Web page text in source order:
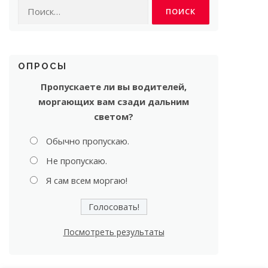
ОПРОСЫ
Пропускаете ли вы водителей,
моргающих вам сзади дальним
светом?
Обычно пропускаю.
Не пропускаю.
Я сам всем моргаю!
Посмотреть результаты